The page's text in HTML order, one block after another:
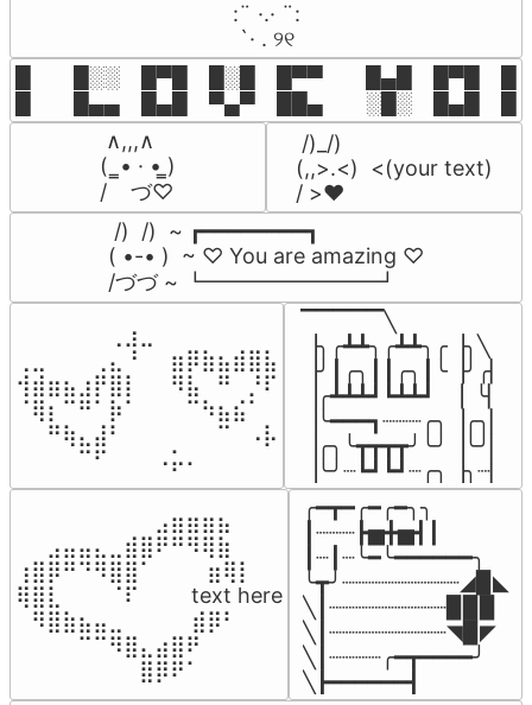
⠀:¨ ·.· ¨:⠀
⠀ `· . ୨୧⠀
█  █░░ █▀█ █░█ █▀▀  █▄█ █▀█
█  █▄▄ █▄█ ▀▄▀ ██▄  ░█░ █▄█
∧,,,∧
(  ̳• · • ̳)
/    づ♡
/)_/)
(,,>.<)  <(your text)
/ >❤️
/)  /)  ~ ┏━━━━━━━━┓
( •-• )  ~ ♡ You are amazing ♡
/づづ ~ ┗━━━━━━━━┛
⠀⠀⠀⠀⠀⠀⢀⣰⣀⠀⠀⠀⠀⠀⠀⠀⠀
⢀⣀⠀⠀⠀⢀⣄⠘⠀⠀⣶⡿⣷⣦⣾⣿⣧
⢺⣾⣶⣦⣰⡟⣿⡇⠀⠀⠻⣧⠀⠛⠀⡘⠏
⠈⢿⡆⠉⠛⠁⡷⠁⠀⠀⠀⠉⠳⣦⣮⠁⠀
⠀⠀⠛⢷⣄⣼⠃⠀⠀⠀⠀⠀⠀⠉⠀⠠⡧
⠀⠀⠀⠀⠉⠋⠀⠀⠀⠠⡥⠄⠀⠀⠀⠀⠀
▔▔▔▔▔╲
▕╮╭┻┻╮╭┻┻╮╭▕╮╲
▕╯┃╭╮┃┃╭╮┃╰▕╯╭▏
▕╭┻┻┻┛┗┻┻┛  ▕  ╰▏
▕╰━━━┓┈┈┈╭╮▕╭╮▏
▕╭╮╰┳┳┳┳╯╰╯▕╰╯▏
▕╰╯┈┗┛┗┛┈╭╮▕╮┈▏
⠀⠀⠀⠀⠀⠀⠀⠀⠀⣠⣶⣶⣶⣦⠀⠀
⠀⠀⣠⣤⣤⣄⣀⣾⣿⠟⠛⠻⢿⣷⠀
⢰⣿⡿⠛⠙⠻⣿⣿⠁⠀⠀ ⠀⣶⢿⡇
⢿⣿⣇⠀⠀⠀⠈⠏⠀⠀⠀ text here
⠀⠻⣿⣷⣦⣤⣀⠀⠀⠀ ⠀⣾⡿⠃⠀
⠀⠀⠀⠀⠉⠉⠻⣿⣄⣴⣿⠟⠀⠀⠀
⠀⠀⠀⠀⠀⠀⠀⠀⣿⡿⠟⠁⠀⠀⠀
╭━┳━╭━╭━╮╮
┃┈┈┈┣▅╋▅┫┃
┃┈┃┈╰━╰━━━━━━╮
╰┳╯┈┈┈┈┈┈┈┈┈◢▉◣
╲┃┈┈┈┈┈┈┈┈┈▉▉▉
╲┃┈┈┈┈┈┈┈┈┈◥▉◤
╲┃┈┈┈┈╭━┳━━━━╯
╲┣━━━━━━┫﻿